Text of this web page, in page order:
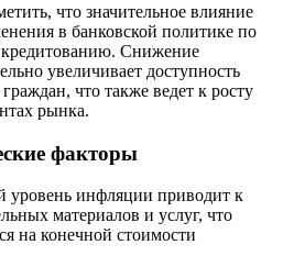
что значительное влияние
в банковской политике по
Снижение
увеличивает доступность
что также ведет к росту
рынка.
факторы
уровень инфляции приводит к
материалов и услуг, что
на конечной стоимости